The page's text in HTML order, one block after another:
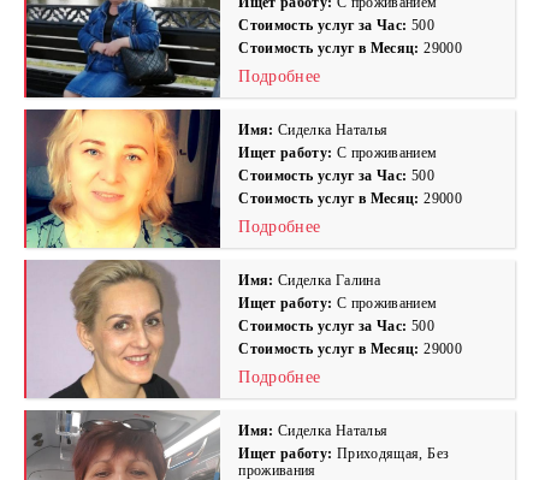
Стоимость услуг за Час: 500
Стоимость услуг в Месяц:29000
Подробнее
Имя: Сиделка Наталья
Ищет работу: С проживанием
Стоимость услуг за Час: 500
Стоимость услуг в Месяц:29000
Подробнее
Имя: Сиделка Галина
Ищет работу: С проживанием
Стоимость услуг за Час: 500
Стоимость услуг в Месяц:29000
Подробнее
Имя: Сиделка Наталья
Ищет работу: Приходящая, Без
проживания